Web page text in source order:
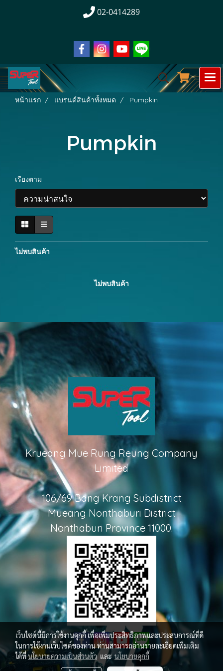
02-0414289
หน้าแรก แบรนด์สินค้าทั้งหมด Pumpkin
Pumpkin
เรียงตาม
ไม่พบสินค้า
ไม่พบสินค้า
Krueang Mue Rung Reung Company
Limited
106/69 Bang Krang Subdistrict
Mueang Nonthaburi District
Nonthaburi Province 11000.
เว็บไซต์นี้มีการใช้งานคุกกี้ เพื่อเพิ่มประสิทธิภาพและประสบการณ์ที่ดี
ในการใช้งานเว็บไซต์ของท่าน ท่านสามารถอ่านรายละเอียดเพิ่มเติม
ได้ที่นโยบายความเป็นส่วนตัวและนโยบายคุกกี้